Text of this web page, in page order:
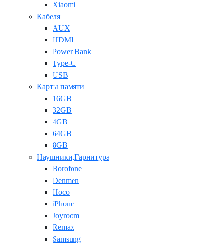
Xiaomi
Кабеля
AUX
HDMI
Power Bank
Type-C
USB
Карты памяти
16GB
32GB
4GB
64GB
8GB
Наушники,Гарнитура
Borofone
Denmen
Hoco
iPhone
Joyroom
Remax
Samsung